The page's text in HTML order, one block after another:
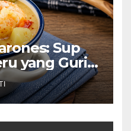
Sup
yang Gurih